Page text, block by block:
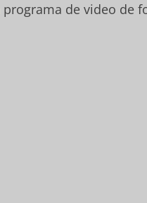
programa de video de